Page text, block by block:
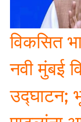
विकसित
नवी मुंबई
उद्घाटन;